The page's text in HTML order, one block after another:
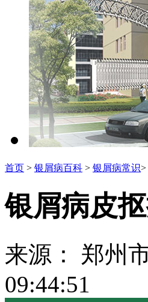
首页 > 银屑病百科 > 银屑病常识>
银屑病皮
来源： 郑州
09:44:51